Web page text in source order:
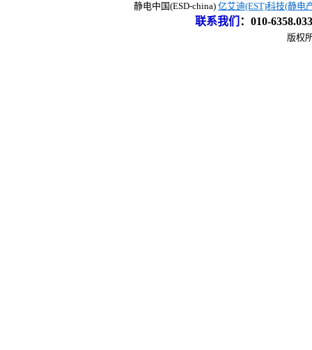
静电中国(ESD-china) 亿艾迪(EST)科技(静电
联系我们 ： 010-
版权